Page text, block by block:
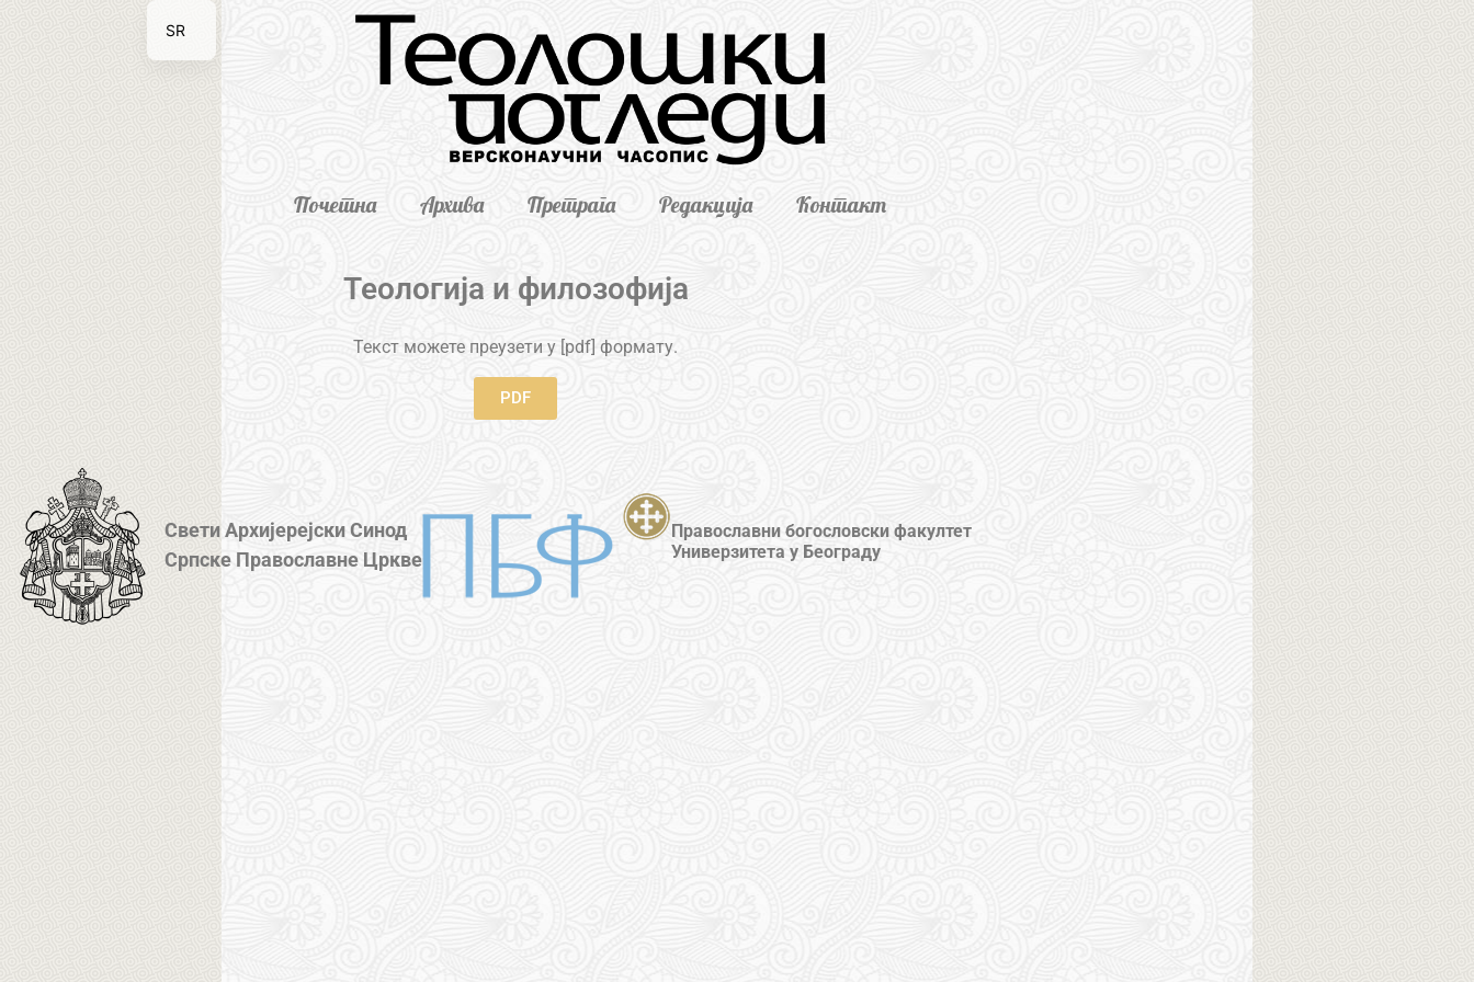
Почетна Архива Претрага Редакција Контакт
Теологија и филозофија
Текст можете преузети у [pdf] формату.
PDF
Свети Архијерејски Синод
Српске Православне Цркве
Православни богословски факултет
Универзитета у Београду
SR
EN